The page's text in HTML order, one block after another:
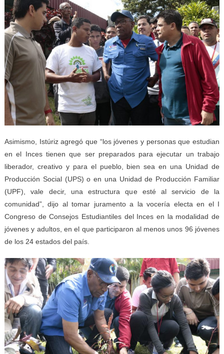
Asimismo, Istúriz agregó que “los jóvenes y personas que estudian
en el Inces tienen que ser preparados para ejecutar un trabajo
liberador, creativo y para el pueblo, bien sea en una Unidad de
Producción Social (UPS) o en una Unidad de Producción Familiar
(UPF), vale decir, una estructura que esté al servicio de la
comunidad”, dijo al tomar juramento a la vocería electa en el I
Congreso de Consejos Estudiantiles del Inces en la modalidad de
jóvenes y adultos, en el que participaron al menos unos 96 jóvenes
de los 24 estados del país.